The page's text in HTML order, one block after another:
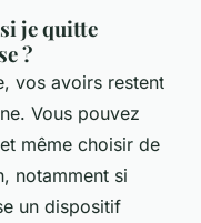
je quitte
?
vos avoirs restent
Vous pouvez
même choisir de
notamment si
un dispositif